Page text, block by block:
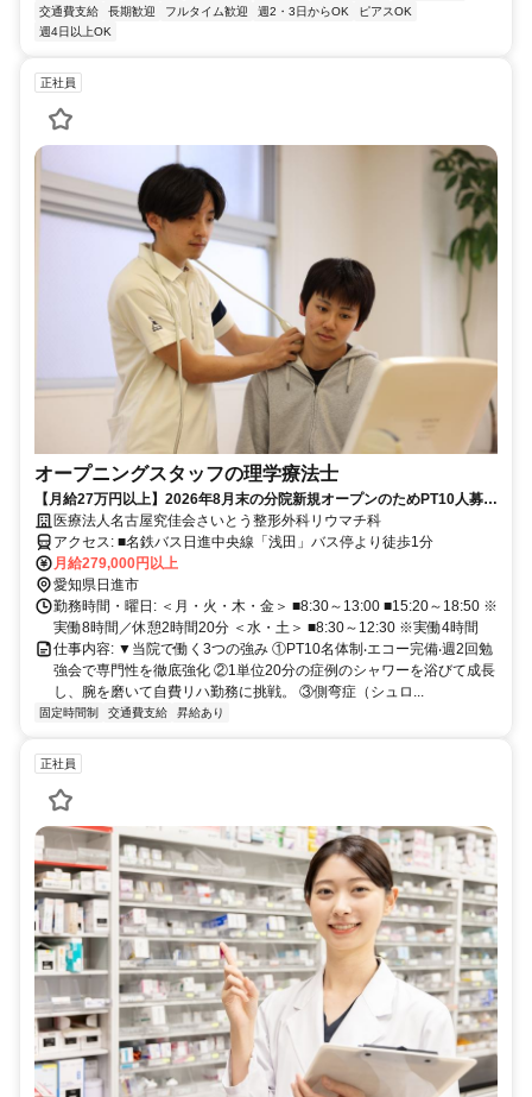
交通費支給
長期歓迎 フルタイム歓迎 週2・3日からOK
ピアスOK
週4日以上OK
正社員
オープニングスタッフの理学療法士
【⽉給27万円以上】2026年8⽉末の分院新規オープンのためPT10⼈募
集！学べる環境PT ⽤エコー有、学会‧勉強会費⽀弁！
医療法人名古屋究佳会さいとう整形外科リウマチ科
アクセス: ■名鉄バス日進中央線「浅田」バス停より徒歩1分
月給279,000円以上
愛知県日進市
勤務時間・曜日: ＜月・火・木・金＞ ■8:30～13:00 ■15:20～18:50 ※
実働8時間／休憩2時間20分 ＜水・土＞ ■8:30～12:30 ※実働4時間
仕事内容: ▼当院で働く3つの強み ①PT10名体制‧エコー完備‧週2回勉
強会で専⾨性を徹底強化 ②1単位20分の症例のシャワーを浴びて成長
し、腕を磨いて自費リハ勤務に挑戦。 ③側弯症（シュロ...
固定時間制 交通費支給 昇給あり
正社員